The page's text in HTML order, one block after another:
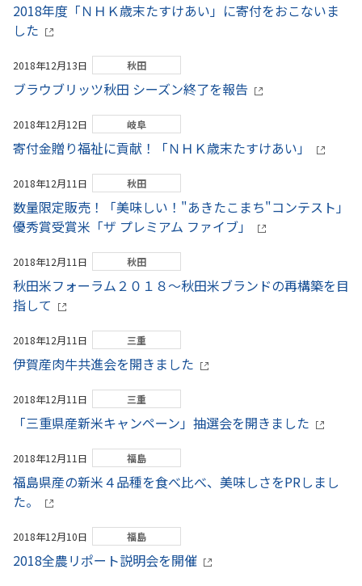
2018年度「ＮＨＫ歳末たすけあい」に寄付をおこないま
した
2018年12月13日 秋田
ブラウブリッツ秋田 シーズン終了を報告
2018年12月12日 岐阜
寄付金贈り福祉に貢献！「ＮＨＫ歳末たすけあい」
2018年12月11日 秋田
数量限定販売！「美味しい！"あきたこまち"コンテスト」
優秀賞受賞米「ザ プレミアム ファイブ」
2018年12月11日 秋田
秋田米フォーラム２０１８～秋田米ブランドの再構築を目
指して
2018年12月11日 三重
伊賀産肉牛共進会を開きました
2018年12月11日 三重
「三重県産新米キャンペーン」抽選会を開きました
2018年12月11日 福島
福島県産の新米４品種を食べ比べ、美味しさをPRしまし
た。
2018年12月10日 福島
2018全農リポート説明会を開催